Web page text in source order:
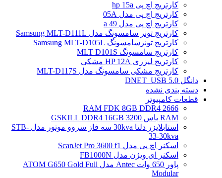
کارتریج اچ پی hp 15a
کارتریج اچ پی مدل 05A
کارتریج اچ پی مدل 49 a
کارتریج تونر سامسونگ مدل Samsung MLT-D111L
کارتریج تونرسامسونگ Samsung MLT-D105L
کارتریج سامسونگ MLT D101S
کارتریج لیزری HP 12A مشکی
کارتریج مشکی سامسونگ مدل MLT-D117S
دانگل DNET_USB 5.0
دسته بندی نشده
قطعات کامپیوتر
RAM FDK 8GB DDR4 2666
RAM باس 3200 GSKILL DDR4 16GB
استابلایزر دلتا 30kva سه فاز سروو موتور مدل STB-
33-30kva
اسکنر اچ پی مدل ScanJet Pro 3600 f1
اسکنر ای ویژن مدل FB1000N
پاور 650 وات Antec مدل ATOM G650 Gold Full
Modular